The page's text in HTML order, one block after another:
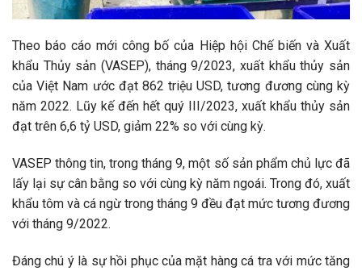
Theo báo cáo mới công bố của Hiệp hội Chế biến và Xuất
khẩu Thủy sản (VASEP), tháng 9/2023, xuất khẩu thủy sản
của Việt Nam ước đạt 862 triệu USD, tương đương cùng kỳ
năm 2022. Lũy kế đến hết quý III/2023, xuất khẩu thủy sản
đạt trên 6,6 tỷ USD, giảm 22% so với cùng kỳ.
VASEP thông tin, trong tháng 9, một số sản phẩm chủ lực đã
lấy lại sự cân bằng so với cùng kỳ năm ngoái. Trong đó, xuất
khẩu tôm và cá ngừ trong tháng 9 đều đạt mức tương đương
với tháng 9/2022.
Đáng chú ý là sự hồi phục của mặt hàng cá tra với mức tăng